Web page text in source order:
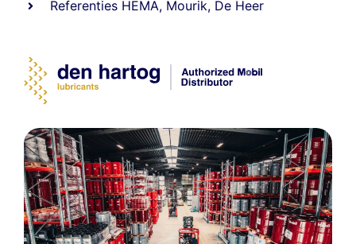
Referenties HEMA, Mourik, De Heer